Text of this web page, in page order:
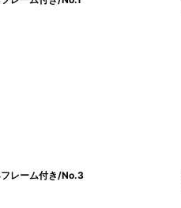
レーム付き/No.3